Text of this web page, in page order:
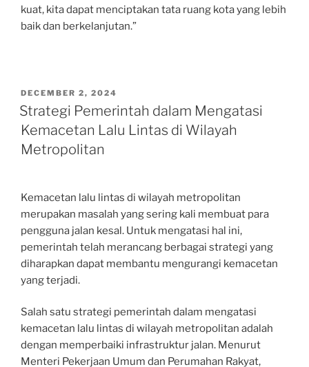
kuat, kita dapat menciptakan tata ruang kota yang lebih
baik dan berkelanjutan.”
POSTED
ON
DECEMBER 2, 2024
Strategi Pemerintah dalam Mengatasi
Kemacetan Lalu Lintas di Wilayah
Metropolitan
Kemacetan lalu lintas di wilayah metropolitan
merupakan masalah yang sering kali membuat para
pengguna jalan kesal. Untuk mengatasi hal ini,
pemerintah telah merancang berbagai strategi yang
diharapkan dapat membantu mengurangi kemacetan
yang terjadi.
Salah satu strategi pemerintah dalam mengatasi
kemacetan lalu lintas di wilayah metropolitan adalah
dengan memperbaiki infrastruktur jalan. Menurut
Menteri Pekerjaan Umum dan Perumahan Rakyat,